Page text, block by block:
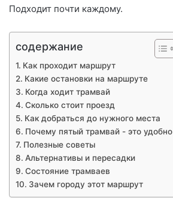
Подходит почти каждому.
содержание
Как проходит маршрут
Какие остановки на маршруте
Когда ходит трамвай
Сколько стоит проезд
Как добраться до нужного места
Почему пятый трамвай - это удобно
Полезные советы
Альтернативы и пересадки
Состояние трамваев
Зачем городу этот маршрут